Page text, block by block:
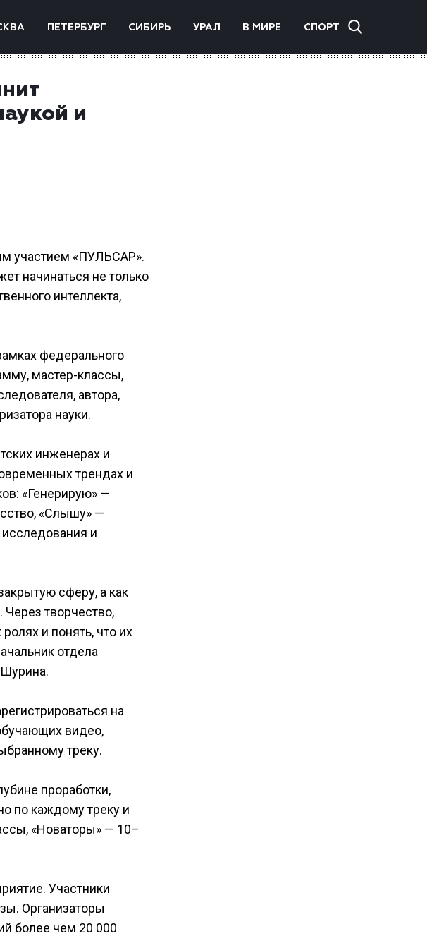
ПЕТЕРБУРГ СИБИРЬ УРАЛ В МИРЕ СПОРТ
и
участием «ПУЛЬСАР».
начинаться не только
интеллекта,
федерального
мастер-классы,
автора,
науки.
инженерах и
трендах и
«Генерирую» —
«Слышу» —
и
сферу, а как
творчество,
и понять, что их
отдела
на
видео,
треку.
проработки,
по каждому треку и
«Новаторы» — 10–
Участники
Организаторы
более чем 20 000